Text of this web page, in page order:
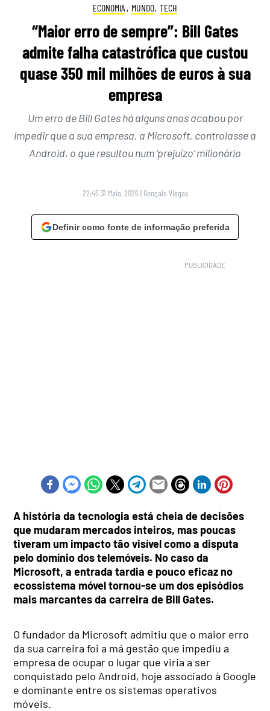
ECONOMIA , MUNDO, TECH
“Maior erro de sempre”: Bill Gates
admite falha catastrófica que custou
quase 350 mil milhões de euros à sua
empresa
Um erro de Bill Gates há alguns anos acabou por
impedir que a sua empresa, a Microsoft, controlasse a
Android, o que resultou num ‘prejuízo’ milionário
22:45 31 Maio, 2026 | Gonçalo Viegas
Definir como fonte de informação preferida
A história da tecnologia está cheia de decisões
que mudaram mercados inteiros, mas poucas
tiveram um impacto tão visível como a disputa
pelo domínio dos telemóveis. No caso da
Microsoft, a entrada tardia e pouco eficaz no
ecossistema móvel tornou-se um dos episódios
mais marcantes da carreira de Bill Gates.
O fundador da Microsoft admitiu que o maior erro
da sua carreira foi a má gestão que impediu a
empresa de ocupar o lugar que viria a ser
conquistado pelo Android, hoje associado à Google
e dominante entre os sistemas operativos
móveis.